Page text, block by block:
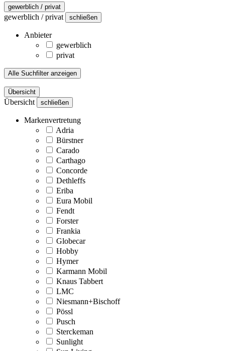
gewerblich / privat
gewerblich / privat schließen
Anbieter
gewerblich
privat
Alle Suchfilter anzeigen
Übersicht
Übersicht schließen
Markenvertretung
Adria
Bürstner
Carado
Carthago
Concorde
Dethleffs
Eriba
Eura Mobil
Fendt
Forster
Frankia
Globecar
Hobby
Hymer
Karmann Mobil
Knaus Tabbert
LMC
Niesmann+Bischoff
Pössl
Pusch
Sterckeman
Sunlight